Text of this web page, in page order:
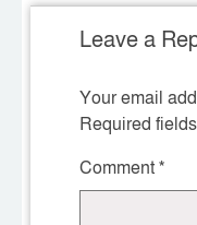
Leave a
Your email
Required
Comment*